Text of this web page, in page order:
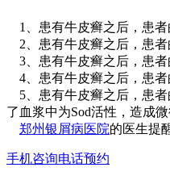
1、患有牛皮癣之后，患者
2、患有牛皮癣之后，患者
3、患有牛皮癣之后，患者
4、患有牛皮癣之后，患者
5、患有牛皮癣之后，患者
了血浆中为Sod活性，造成
郑州银屑病医院的医生提
手机咨询电话预约